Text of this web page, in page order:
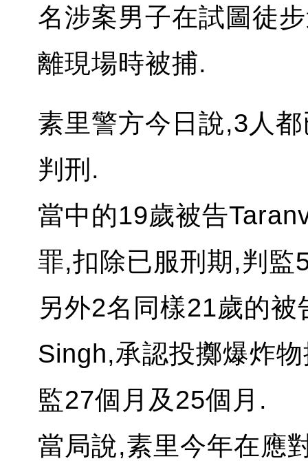
名涉案男子在試圖徒
離現場時被捕.
素里警方今日說,3人
判刑.
當中的19歲被告
罪,扣除已服刑期,判監
另外2名同樣21歲的
Singh,承認投擲爆炸
監27個月及25個月.
當局說,素里今年在應